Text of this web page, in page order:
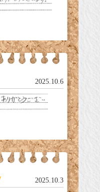
2025.10.6
2025.10.3